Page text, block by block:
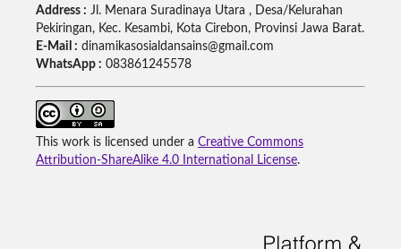
Address : Jl. Menara Suradinaya Utara , Desa/Kelurahan
Pekiringan, Kec. Kesambi, Kota Cirebon, Provinsi Jawa Barat.
E-Mail : dinamikasosialdansains@gmail.com
WhatsApp : 083861245578
This work is licensed under a Creative Commons
Attribution-ShareAlike 4.0 International License.